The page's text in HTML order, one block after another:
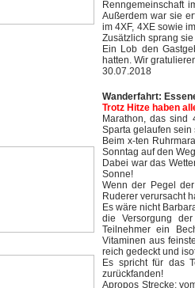
Renngemeinschaft
Außerdem war sie
im 4XF, 4XE sowie
Zusätzlich sprang
Ein Lob den
hatten. Wir
30.07.2018
Wanderfahrt:
Trotz Hitze haben
Marathon, das sind
Sparta gelaufen sein
Beim x-ten
Sonntag auf den
Dabei war das
Sonne!
Wenn der Pegel
Ruderer verursacht
Es wäre nicht
die Versorgung
Teilnehmer ein
Vitaminen aus
reich gedeckt und
Es spricht für das
zurückfanden!
Apropos Strecke: